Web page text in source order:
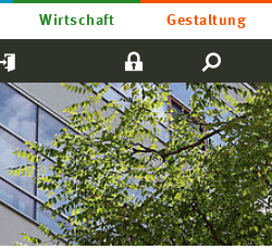
Wirtschaft Gestaltung